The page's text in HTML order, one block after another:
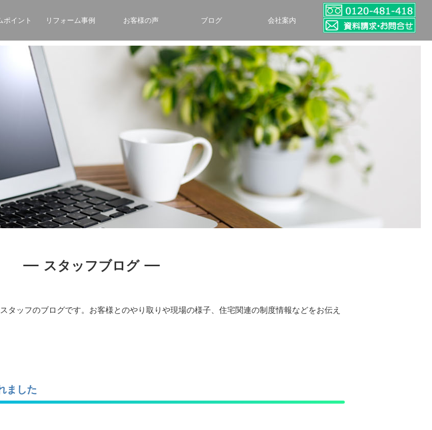
ポイント リフォーム事例 お客様の声 ブログ 会社案内
スタッフブログ
タッフのブログです。お客様とのやり取りや現場の様子、住宅関連の制度情報などをお伝え
ました